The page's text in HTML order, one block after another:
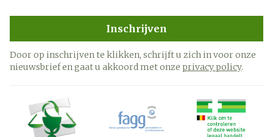
Inschrijven
Door op inschrijven te klikken, schrijft u zich in voor onze
nieuwsbrief en gaat u akkoord met onze privacy policy.